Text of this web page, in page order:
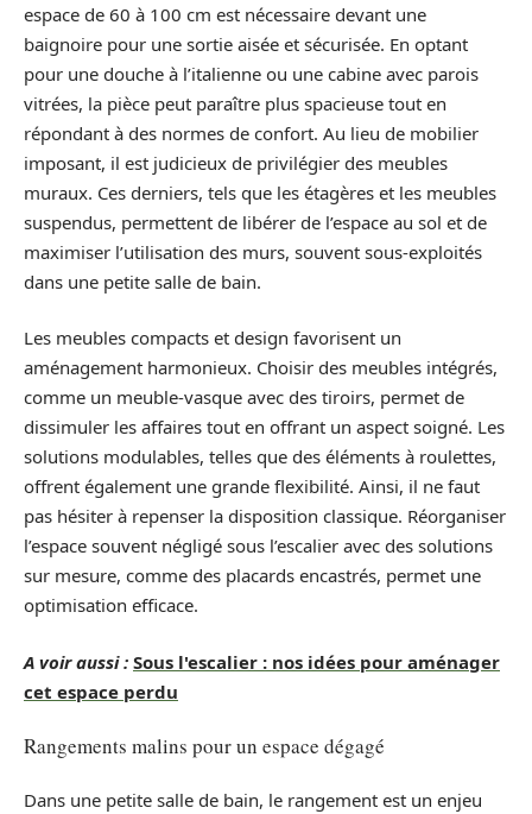
espace de 60 à 100 cm est nécessaire devant une
baignoire pour une sortie aisée et sécurisée. En optant
pour une douche à l’italienne ou une cabine avec parois
vitrées, la pièce peut paraître plus spacieuse tout en
répondant à des normes de confort. Au lieu de mobilier
imposant, il est judicieux de privilégier des meubles
muraux. Ces derniers, tels que les étagères et les meubles
suspendus, permettent de libérer de l’espace au sol et de
maximiser l’utilisation des murs, souvent sous-exploités
dans une petite salle de bain.
Les meubles compacts et design favorisent un
aménagement harmonieux. Choisir des meubles intégrés,
comme un meuble-vasque avec des tiroirs, permet de
dissimuler les affaires tout en offrant un aspect soigné. Les
solutions modulables, telles que des éléments à roulettes,
offrent également une grande flexibilité. Ainsi, il ne faut
pas hésiter à repenser la disposition classique. Réorganiser
l’espace souvent négligé sous l’escalier avec des solutions
sur mesure, comme des placards encastrés, permet une
optimisation efficace.
A voir aussi : Sous l'escalier : nos idées pour aménager
cet espace perdu
Rangements malins pour un espace dégagé
Dans une petite salle de bain, le rangement est un enjeu